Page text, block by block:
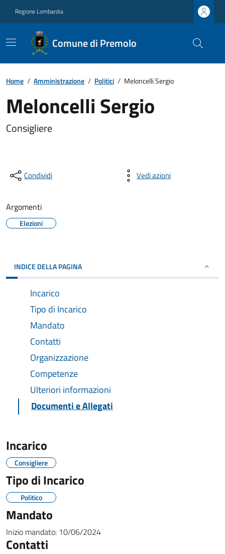
Regione Lombardia
Comune di Premolo
Home / Amministrazione / Politici / Meloncelli Sergio
Meloncelli Sergio
Consigliere
Condividi Vedi azioni
Argomenti
Elezioni
INDICE DELLA PAGINA
Incarico
Tipo di Incarico
Mandato
Contatti
Organizzazione
Competenze
Ulteriori informazioni
Documenti e Allegati
Incarico
Consigliere
Tipo di Incarico
Politico
Mandato
Inizio mandato: 10/06/2024
Contatti